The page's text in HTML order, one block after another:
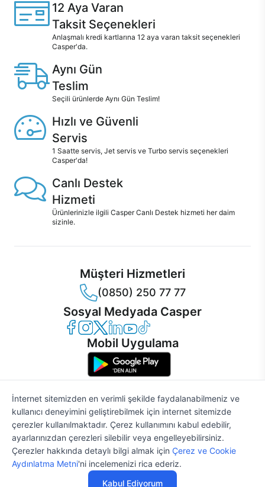
12 Aya Varan
Taksit Seçenekleri
Anlaşmalı kredi kartlarına 12 aya varan taksit seçenekleri
Casper'da.
Aynı Gün
Teslim
Seçili ürünlerde Aynı Gün Teslim!
Hızlı ve Güvenli
Servis
1 Saatte servis, Jet servis ve Turbo servis seçenekleri
Casper'da!
Canlı Destek
Hizmeti
Ürünlerinizle ilgili Casper Canlı Destek hizmeti her daim
sizinle.
Müşteri Hizmetleri
(0850) 250 77 77
Sosyal Medyada Casper
Casper Facebook
Casper Instagram
Casper Twitter
Casper LinkedIn
Casper YouTube
Casper TikTok
Mobil Uygulama
© 2021 - 2026 Casper Bilgisayar Sistemleri A.Ş. Tüm Hakları Saklıdır
KVKK
Çerez Politikası
Bilgi Güvenliği
Bilgi Toplumu Hizmetleri
Mesafeli Satış Sözleşmesi
İnternet sitemizden en verimli şekilde faydalanabilmeniz ve
kullanıcı deneyimini geliştirebilmek için internet sitemizde
çerezler kullanılmaktadır. Çerez kullanımını kabul edebilir,
ayarlarınızdan çerezleri silebilir veya engelleyebilirsiniz.
Çerezler hakkında detaylı bilgi almak için Çerez ve Cookie
Aydınlatma Metni'ni incelemenizi rica ederiz.
Kabul Ediyorum